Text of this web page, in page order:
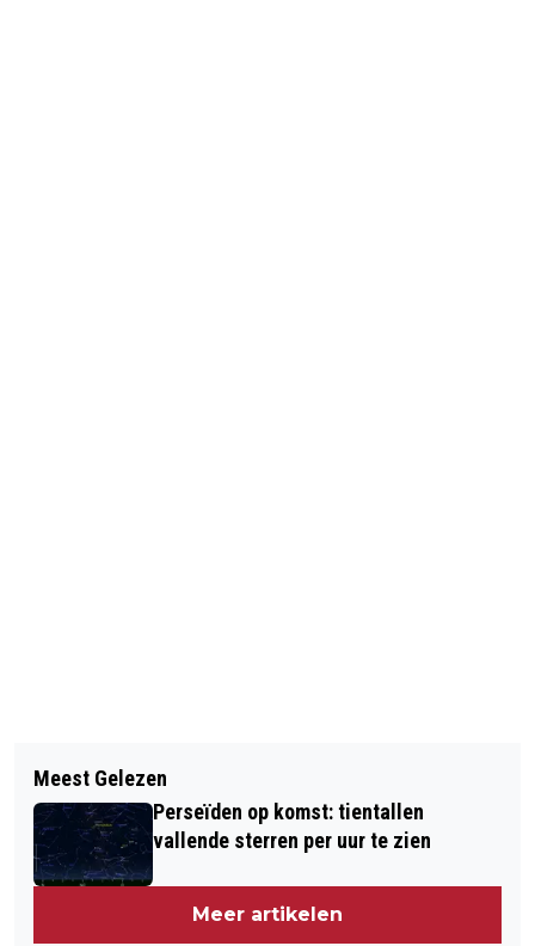
RELLEN FERGUSON 'HEFTIGER' DAN IN
AUGUSTUS
IS KREEG NAAR SCHATTING TOT 36
MILJOEN EURO LOSGELD
Meest Gelezen
Perseïden op komst: tientallen
vallende sterren per uur te zien
Meer artikelen